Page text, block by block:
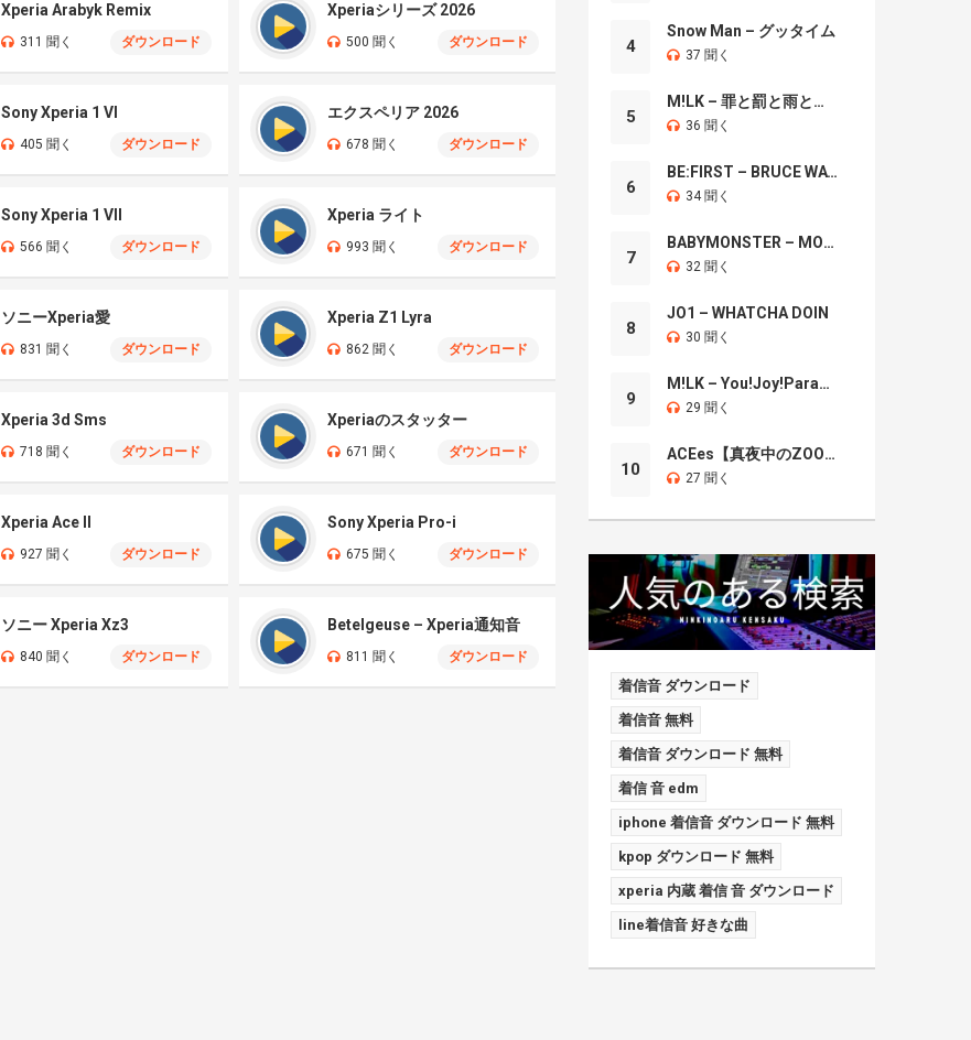
Xperia Arabyk Remix
311 聞く ダウンロード
Xperiaシリーズ 2026
500 聞く ダウンロード
Sony Xperia 1 VI
405 聞く ダウンロード
エクスペリア 2026
678 聞く ダウンロード
Sony Xperia 1 VII
566 聞く ダウンロード
Xperia ライト
993 聞く ダウンロード
ソニーXperia愛
831 聞く ダウンロード
Xperia Z1 Lyra
862 聞く ダウンロード
Xperia 3d Sms
718 聞く ダウンロード
Xperiaのスタッター
671 聞く ダウンロード
Xperia Ace II
927 聞く ダウンロード
Sony Xperia Pro-i
675 聞く ダウンロード
ソニー Xperia Xz3
840 聞く ダウンロード
Betelgeuse – Xperia通知音
811 聞く ダウンロード
4
Snow Man – グッタイム
37 聞く
5
M!LK – 罪と罰と雨とキス
36 聞く
6
BE:FIRST – BRUCE WAYNE
34 聞く
7
BABYMONSTER – MOON
32 聞く
8
JO1 – WHATCHA DOIN
30 聞く
9
M!LK – You!Joy!Parade!
29 聞く
10
ACEes【真夜中のZOO】
27 聞く
着信音 ダウンロード
着信音 無料
着信音 ダウンロード 無料
着信 音 edm
iphone 着信音 ダウンロード 無料
kpop ダウンロード 無料
xperia 内蔵 着信 音 ダウンロード
line着信音 好きな曲